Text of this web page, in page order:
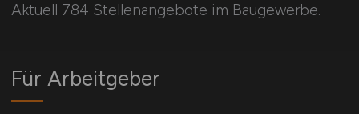
Aktuell 784 Stellenangebote im Baugewerbe.
Für Arbeitgeber